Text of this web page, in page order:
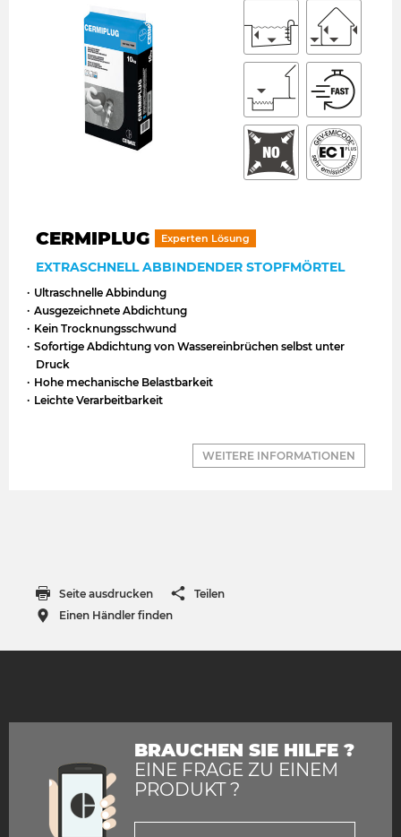
CERMIPLUG Experten Lösung
EXTRASCHNELL ABBINDENDER STOPFMÖRTEL
Ultraschnelle Abbindung
Ausgezeichnete Abdichtung
Kein Trocknungsschwund
Sofortige Abdichtung von Wassereinbrüchen selbst unter
Druck
Hohe mechanische Belastbarkeit
Leichte Verarbeitbarkeit
WEITERE INFORMATIONEN
Seite ausdrucken
Teilen
Einen Händler finden
BRAUCHEN SIE HILFE ?
EINE FRAGE ZU EINEM
PRODUKT ?